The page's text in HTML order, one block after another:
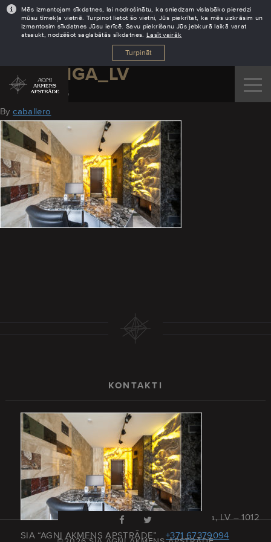
Mēs izmantojam sīkdatnes, lai nodrošinātu, ka sniedzam vislabāko pieredzi
mūsu tīmekļa vietnē. Turpinot lietot šo vietni, Jūs piekrītat, ka mēs uzkrāsim un
izmantosim sīkdatnes Jūsu ierīcē. Savu piekrišanu Jūs jebkurā laikā varat
atsaukt, nodzēšot saglabātās sīkdatnes. Lasīt vairāk
Turpināt
AGNI_RIGA_LV
October 31, 2016
Bycaballero
KONTAKTI
SIA “AGNI AKMENS APSTRĀDE”
Rīga, Latvija, LV – 1012
+371 67379094